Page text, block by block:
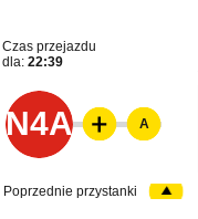
Czas przejazdu
dla: 22:39
N4A A
Poprzednie przystanki